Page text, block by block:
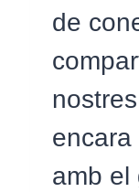
de
encara
amb el